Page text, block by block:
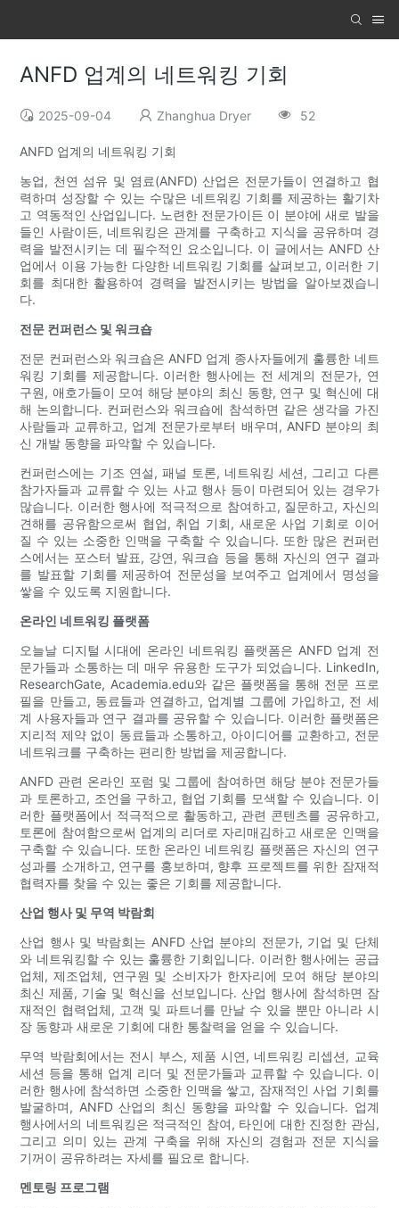
ANFD 업계의 네트워킹 기회
2025-09-04 Zhanghua Dryer 52
ANFD 업계의 네트워킹 기회
농업, 천연 섬유 및 염료(ANFD) 산업은 전문가들이 연결하고 협
력하며 성장할 수 있는 수많은 네트워킹 기회를 제공하는 활기차
고 역동적인 산업입니다. 노련한 전문가이든 이 분야에 새로 발을
들인 사람이든, 네트워킹은 관계를 구축하고 지식을 공유하며 경
력을 발전시키는 데 필수적인 요소입니다. 이 글에서는 ANFD 산
업에서 이용 가능한 다양한 네트워킹 기회를 살펴보고, 이러한 기
회를 최대한 활용하여 경력을 발전시키는 방법을 알아보겠습니
다.
전문 컨퍼런스 및 워크숍
전문 컨퍼런스와 워크숍은 ANFD 업계 종사자들에게 훌륭한 네트
워킹 기회를 제공합니다. 이러한 행사에는 전 세계의 전문가, 연
구원, 애호가들이 모여 해당 분야의 최신 동향, 연구 및 혁신에 대
해 논의합니다. 컨퍼런스와 워크숍에 참석하면 같은 생각을 가진
사람들과 교류하고, 업계 전문가로부터 배우며, ANFD 분야의 최
신 개발 동향을 파악할 수 있습니다.
컨퍼런스에는 기조 연설, 패널 토론, 네트워킹 세션, 그리고 다른
참가자들과 교류할 수 있는 사교 행사 등이 마련되어 있는 경우가
많습니다. 이러한 행사에 적극적으로 참여하고, 질문하고, 자신의
견해를 공유함으로써 협업, 취업 기회, 새로운 사업 기회로 이어
질 수 있는 소중한 인맥을 구축할 수 있습니다. 또한 많은 컨퍼런
스에서는 포스터 발표, 강연, 워크숍 등을 통해 자신의 연구 결과
를 발표할 기회를 제공하여 전문성을 보여주고 업계에서 명성을
쌓을 수 있도록 지원합니다.
온라인 네트워킹 플랫폼
오늘날 디지털 시대에 온라인 네트워킹 플랫폼은 ANFD 업계 전
문가들과 소통하는 데 매우 유용한 도구가 되었습니다. LinkedIn,
ResearchGate, Academia.edu와 같은 플랫폼을 통해 전문 프로
필을 만들고, 동료들과 연결하고, 업계별 그룹에 가입하고, 전 세
계 사용자들과 연구 결과를 공유할 수 있습니다. 이러한 플랫폼은
지리적 제약 없이 동료들과 소통하고, 아이디어를 교환하고, 전문
네트워크를 구축하는 편리한 방법을 제공합니다.
ANFD 관련 온라인 포럼 및 그룹에 참여하면 해당 분야 전문가들
과 토론하고, 조언을 구하고, 협업 기회를 모색할 수 있습니다. 이
러한 플랫폼에서 적극적으로 활동하고, 관련 콘텐츠를 공유하고,
토론에 참여함으로써 업계의 리더로 자리매김하고 새로운 인맥을
구축할 수 있습니다. 또한 온라인 네트워킹 플랫폼은 자신의 연구
성과를 소개하고, 연구를 홍보하며, 향후 프로젝트를 위한 잠재적
협력자를 찾을 수 있는 좋은 기회를 제공합니다.
산업 행사 및 무역 박람회
산업 행사 및 박람회는 ANFD 산업 분야의 전문가, 기업 및 단체
와 네트워킹할 수 있는 훌륭한 기회입니다. 이러한 행사에는 공급
업체, 제조업체, 연구원 및 소비자가 한자리에 모여 해당 분야의
최신 제품, 기술 및 혁신을 선보입니다. 산업 행사에 참석하면 잠
재적인 협력업체, 고객 및 파트너를 만날 수 있을 뿐만 아니라 시
장 동향과 새로운 기회에 대한 통찰력을 얻을 수 있습니다.
무역 박람회에서는 전시 부스, 제품 시연, 네트워킹 리셉션, 교육
세션 등을 통해 업계 리더 및 전문가들과 교류할 수 있습니다. 이
러한 행사에 참석하면 소중한 인맥을 쌓고, 잠재적인 사업 기회를
발굴하며, ANFD 산업의 최신 동향을 파악할 수 있습니다. 업계
행사에서의 네트워킹은 적극적인 참여, 타인에 대한 진정한 관심,
그리고 의미 있는 관계 구축을 위해 자신의 경험과 전문 지식을
기꺼이 공유하려는 자세를 필요로 합니다.
멘토링 프로그램